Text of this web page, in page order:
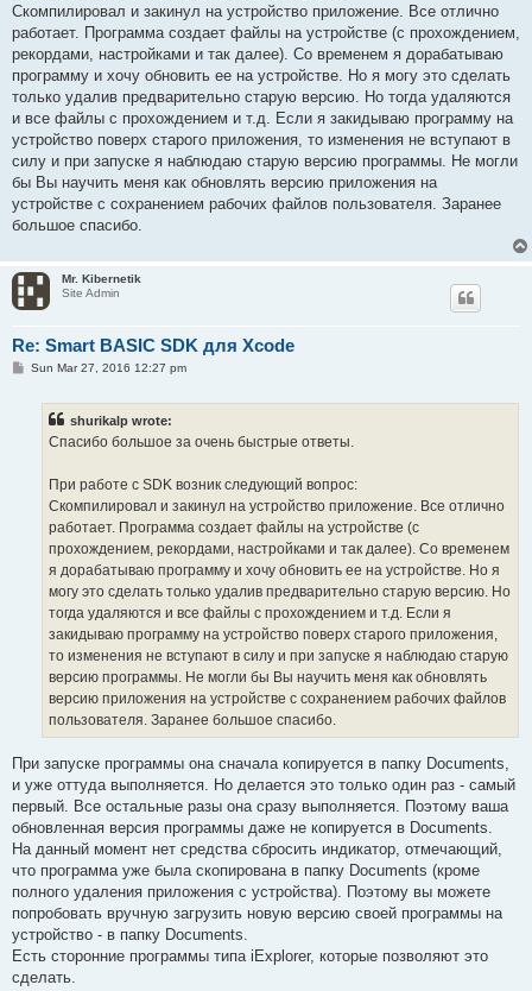
Скомпилировал и закинул на устройство приложение. Все отлично
работает. Программа создает файлы на устройстве (с прохождением,
рекордами, настройками и так далее). Со временем я дорабатываю
программу и хочу обновить ее на устройстве. Но я могу это сделать
только удалив предварительно старую версию. Но тогда удаляются
и все файлы с прохождением и т.д. Если я закидываю программу на
устройство поверх старого приложения, то изменения не вступают в
силу и при запуске я наблюдаю старую версию программы. Не могли
бы Вы научить меня как обновлять версию приложения на
устройстве с сохранением рабочих файлов пользователя. Заранее
большое спасибо.
Mr. Kibernetik
Site Admin
Re: Smart BASIC SDK для Xcode
PSun Mar 27, 2016 12:27 pm
shurikalp wrote:
Спасибо большое за очень быстрые ответы.
При работе с SDK возник следующий вопрос:
Скомпилировал и закинул на устройство приложение. Все отлично
работает. Программа создает файлы на устройстве (с
прохождением, рекордами, настройками и так далее). Со временем
я дорабатываю программу и хочу обновить ее на устройстве. Но я
могу это сделать только удалив предварительно старую версию. Но
тогда удаляются и все файлы с прохождением и т.д. Если я
закидываю программу на устройство поверх старого приложения,
то изменения не вступают в силу и при запуске я наблюдаю старую
версию программы. Не могли бы Вы научить меня как обновлять
версию приложения на устройстве с сохранением рабочих файлов
пользователя. Заранее большое спасибо.
При запуске программы она сначала копируется в папку Documents,
и уже оттуда выполняется. Но делается это только один раз - самый
первый. Все остальные разы она сразу выполняется. Поэтому ваша
обновленная версия программы даже не копируется в Documents.
На данный момент нет средства сбросить индикатор, отмечающий,
что программа уже была скопирована в папку Documents (кроме
полного удаления приложения с устройства). Поэтому вы можете
попробовать вручную загрузить новую версию своей программы на
устройство - в папку Documents.
Есть сторонние программы типа iExplorer, которые позволяют это
сделать.